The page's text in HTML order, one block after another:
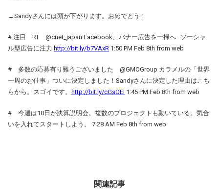
→Sandyさんには頭が下がります。おめでとう！
# 注目 RT @cnet_japan Facebook、バナー広告を一掃へ–ソーシャ
ル型広告に注力 http://bit.ly/b7VAxR 1:50 PM Feb 8th from web
# 多数の応募有り難うございました @GMOGroup カラメルの「世界
一周のお仕事」ついに決定しました！Sandyさんに決定した理由はこち
らから。スゴイです。
http://bit.ly/cGsOEI 1:45 PM Feb 8th from web
# 今週は10日が決算説明会。複数のプロジェクトも動いている。気合
いを入れてスタートしよう。 7:28 AM Feb 8th from web
関連記事